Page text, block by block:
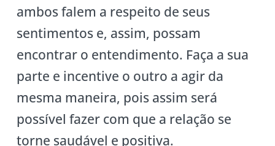
ambos falem a respeito de seus
sentimentos e, assim, possam
encontrar o entendimento. Faça a sua
parte e incentive o outro a agir da
mesma maneira, pois assim será
possível fazer com que a relação se
torne saudável e positiva.